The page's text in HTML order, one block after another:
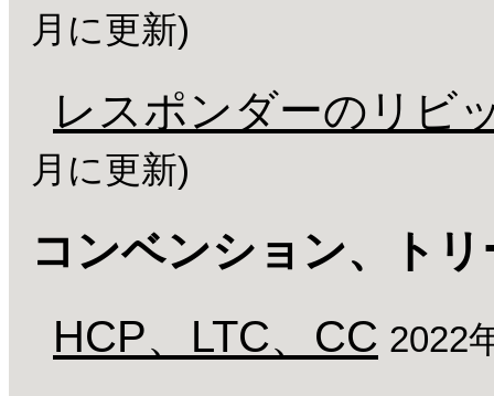
月に更新)
レスポンダーのリビ
月に更新)
コンベンション、ト
HCP、LTC、CC 2022